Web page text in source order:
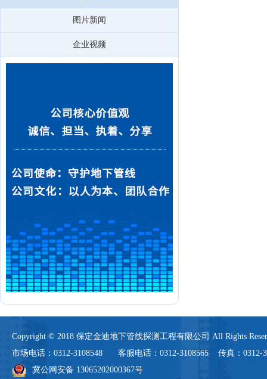
图片新闻
企业视频
Copyright © 2018 保定金迪地下管线探测工程有限公司 All Rights
市场电话：0312-3108548 客服电话：0312-3108565 传真：
冀公网安备 13065202000367号